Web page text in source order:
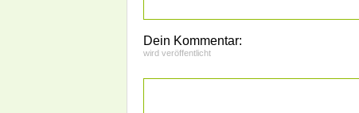
Dein Kommentar:
wird veröffentlicht